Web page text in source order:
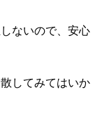
ないので、安心
してみてはいか